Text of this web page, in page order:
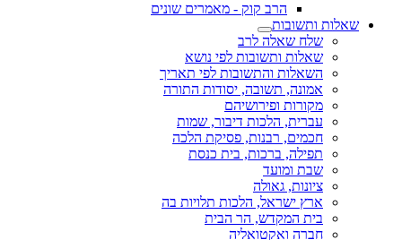
הרב קוק - מאמרים שונים
שאלות ותשובות
שלח שאלה לרב
שאלות ותשובות לפי נושא
השאלות והתשובות לפי תאריך
אמונה, תשובה, יסודות התורה
מקורות ופירושיהם
עברית, הלכות דיבור, שמות
חכמים, רבנות, פסיקת הלכה
תפילה, ברכות, בית כנסת
שבת ומועד
ציונות, גאולה
ארץ ישראל, הלכות תלויות בה
בית המקדש, הר הבית
חברה ואקטואליה